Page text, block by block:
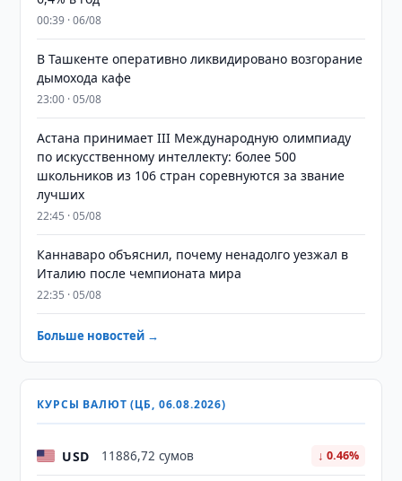
00:39 · 06/08
В Ташкенте оперативно ликвидировано возгорание
дымохода кафе
23:00 · 05/08
Астана принимает III Международную олимпиаду
по искусственному интеллекту: более 500
школьников из 106 стран соревнуются за звание
лучших
22:45 · 05/08
Каннаваро объяснил, почему ненадолго уезжал в
Италию после чемпионата мира
22:35 · 05/08
Больше новостей →
КУРСЫ ВАЛЮТ (ЦБ, 06.08.2026)
USD 11886,72 сумов ↓ 0.46%